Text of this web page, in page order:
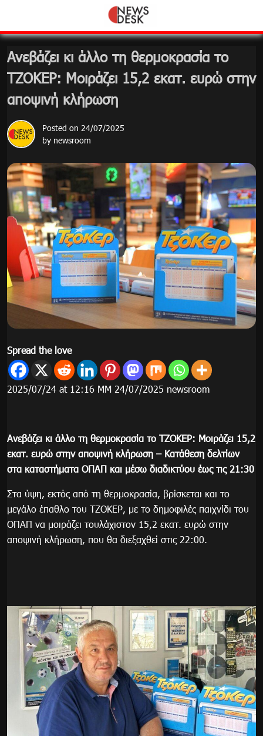
content
Ανεβάζει κι άλλο τη θερμοκρασία το
ΤΖΟΚΕΡ: Μοιράζει 15,2 εκατ. ευρώ στην
αποψινή κλήρωση
Posted on 24/07/2025
by newsroom
Spread the love
2025/07/24 at 12:16 ΜΜ 24/07/2025 newsroom
Ανεβάζει κι άλλο τη θερμοκρασία το ΤΖΟΚΕΡ: Μοιράζει 15,2
εκατ. ευρώ στην αποψινή κλήρωση – Κατάθεση δελτίων
στα καταστήματα ΟΠΑΠ και μέσω διαδικτύου έως τις 21:30
Στα ύψη, εκτός από τη θερμοκρασία, βρίσκεται και το
μεγάλο έπαθλο του ΤΖΟΚΕΡ, με το δημοφιλές παιχνίδι του
ΟΠΑΠ να μοιράζει τουλάχιστον 15,2 εκατ. ευρώ στην
αποψινή κλήρωση, που θα διεξαχθεί στις 22:00.